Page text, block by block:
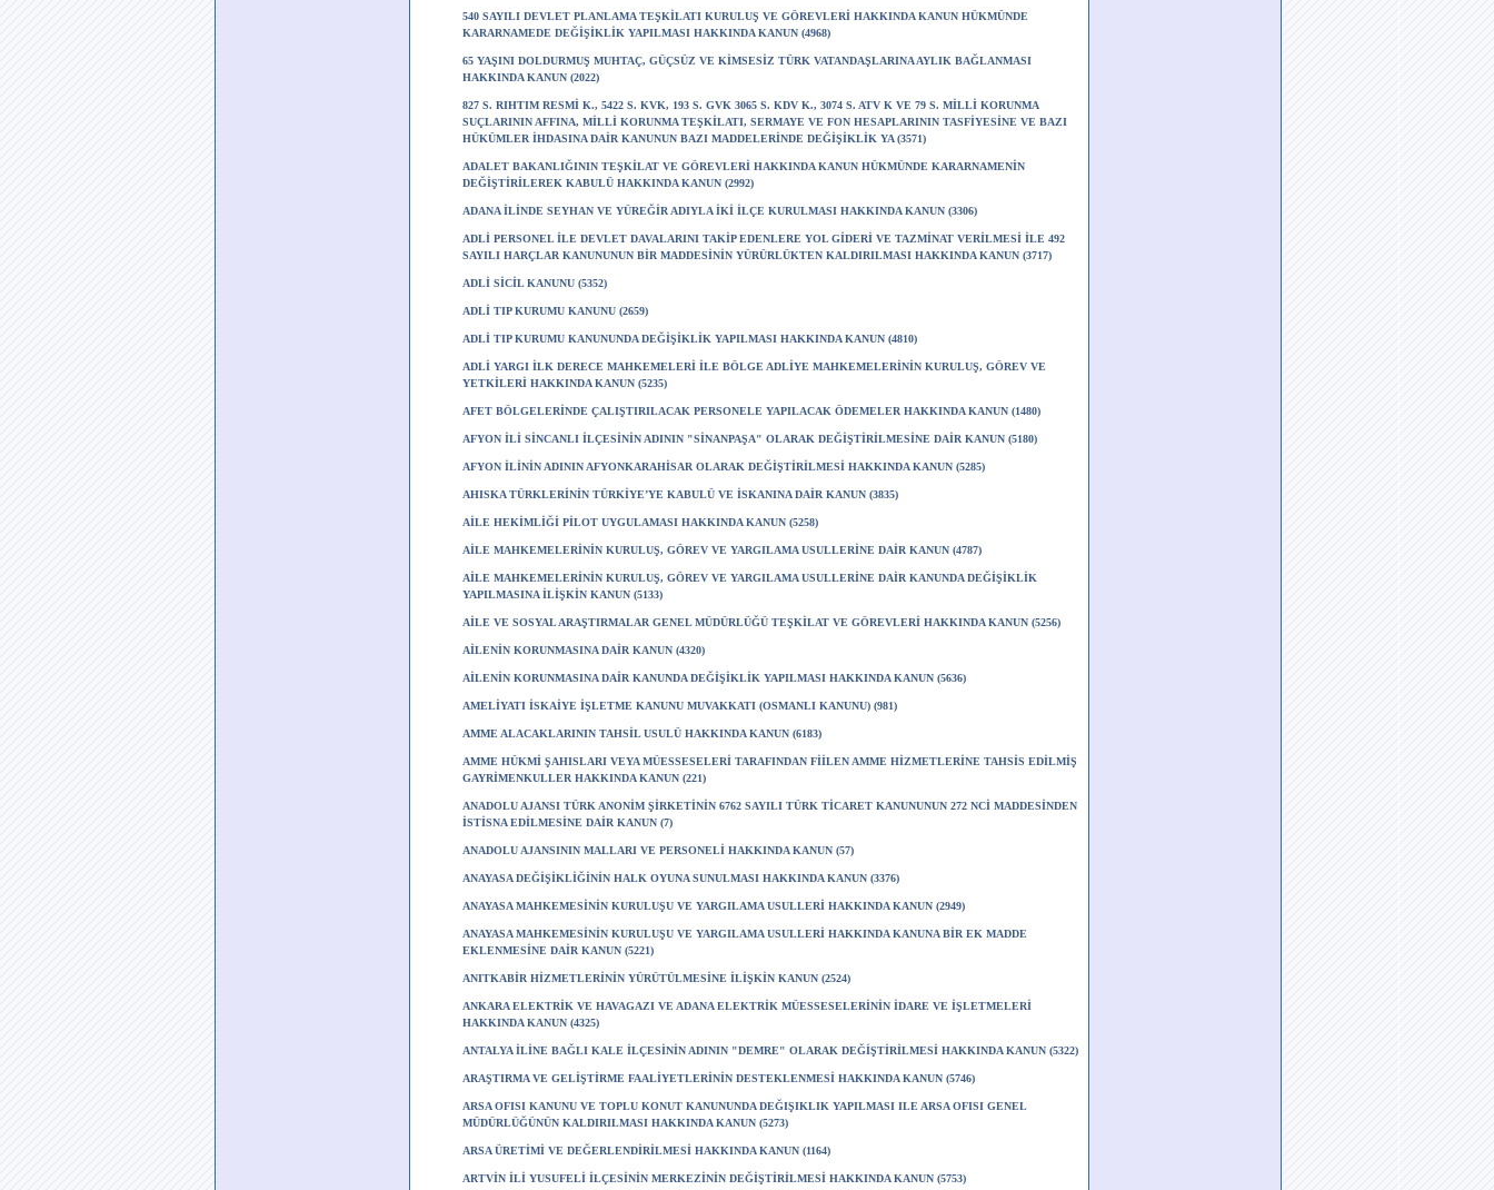
540 SAYILI DEVLET PLANLAMA TEŞKİLATI KURULUŞ VE GÖREVLERİ HAKKINDA KANUN HÜKMÜNDE
KARARNAMEDE DEĞİŞİKLİK YAPILMASI HAKKINDA KANUN (4968)
65 YAŞINI DOLDURMUŞ MUHTAÇ, GÜÇSÜZ VE KİMSESİZ TÜRK VATANDAŞLARINA AYLIK BAĞLANMASI
HAKKINDA KANUN (2022)
827 S. RIHTIM RESMİ K., 5422 S. KVK, 193 S. GVK 3065 S. KDV K., 3074 S. ATV K VE 79 S. MİLLİ KORUNMA
SUÇLARININ AFFINA, MİLLİ KORUNMA TEŞKİLATI, SERMAYE VE FON HESAPLARININ TASFİYESİNE VE BAZI
HÜKÜMLER İHDASINA DAİR KANUNUN BAZI MADDELERİNDE DEĞİŞİKLİK YA (3571)
ADALET BAKANLIĞININ TEŞKİLAT VE GÖREVLERİ HAKKINDA KANUN HÜKMÜNDE KARARNAMENİN
DEĞİŞTİRİLEREK KABULÜ HAKKINDA KANUN (2992)
ADANA İLİNDE SEYHAN VE YÜREĞİR ADIYLA İKİ İLÇE KURULMASI HAKKINDA KANUN (3306)
ADLİ PERSONEL İLE DEVLET DAVALARINI TAKİP EDENLERE YOL GİDERİ VE TAZMİNAT VERİLMESİ İLE 492
SAYILI HARÇLAR KANUNUNUN BİR MADDESİNİN YÜRÜRLÜKTEN KALDIRILMASI HAKKINDA KANUN (3717)
ADLİ SİCİL KANUNU (5352)
ADLİ TIP KURUMU KANUNU (2659)
ADLİ TIP KURUMU KANUNUNDA DEĞİŞİKLİK YAPILMASI HAKKINDA KANUN (4810)
ADLİ YARGI İLK DERECE MAHKEMELERİ İLE BÖLGE ADLİYE MAHKEMELERİNİN KURULUŞ, GÖREV VE
YETKİLERİ HAKKINDA KANUN (5235)
AFET BÖLGELERİNDE ÇALIŞTIRILACAK PERSONELE YAPILACAK ÖDEMELER HAKKINDA KANUN (1480)
AFYON İLİ SİNCANLI İLÇESİNİN ADININ "SİNANPAŞA" OLARAK DEĞİŞTİRİLMESİNE DAİR KANUN (5180)
AFYON İLİNİN ADININ AFYONKARAHİSAR OLARAK DEĞİŞTİRİLMESİ HAKKINDA KANUN (5285)
AHISKA TÜRKLERİNİN TÜRKİYE’YE KABULÜ VE İSKANINA DAİR KANUN (3835)
AİLE HEKİMLİĞİ PİLOT UYGULAMASI HAKKINDA KANUN (5258)
AİLE MAHKEMELERİNİN KURULUŞ, GÖREV VE YARGILAMA USULLERİNE DAİR KANUN (4787)
AİLE MAHKEMELERİNİN KURULUŞ, GÖREV VE YARGILAMA USULLERİNE DAİR KANUNDA DEĞİŞİKLİK
YAPILMASINA İLİŞKİN KANUN (5133)
AİLE VE SOSYAL ARAŞTIRMALAR GENEL MÜDÜRLÜĞÜ TEŞKİLAT VE GÖREVLERİ HAKKINDA KANUN (5256)
AİLENİN KORUNMASINA DAİR KANUN (4320)
AİLENİN KORUNMASINA DAİR KANUNDA DEĞİŞİKLİK YAPILMASI HAKKINDA KANUN (5636)
AMELİYATI İSKAİYE İŞLETME KANUNU MUVAKKATI (OSMANLI KANUNU) (981)
AMME ALACAKLARININ TAHSİL USULÜ HAKKINDA KANUN (6183)
AMME HÜKMİ ŞAHISLARI VEYA MÜESSESELERİ TARAFINDAN FİİLEN AMME HİZMETLERİNE TAHSİS EDİLMİŞ
GAYRİMENKULLER HAKKINDA KANUN (221)
ANADOLU AJANSI TÜRK ANONİM ŞİRKETİNİN 6762 SAYILI TÜRK TİCARET KANUNUNUN 272 NCİ MADDESİNDEN
İSTİSNA EDİLMESİNE DAİR KANUN (7)
ANADOLU AJANSININ MALLARI VE PERSONELİ HAKKINDA KANUN (57)
ANAYASA DEĞİŞİKLİĞİNİN HALK OYUNA SUNULMASI HAKKINDA KANUN (3376)
ANAYASA MAHKEMESİNİN KURULUŞU VE YARGILAMA USULLERİ HAKKINDA KANUN (2949)
ANAYASA MAHKEMESİNİN KURULUŞU VE YARGILAMA USULLERİ HAKKINDA KANUNA BİR EK MADDE
EKLENMESİNE DAİR KANUN (5221)
ANITKABİR HİZMETLERİNİN YÜRÜTÜLMESİNE İLİŞKİN KANUN (2524)
ANKARA ELEKTRİK VE HAVAGAZI VE ADANA ELEKTRİK MÜESSESELERİNİN İDARE VE İŞLETMELERİ
HAKKINDA KANUN (4325)
ANTALYA İLİNE BAĞLI KALE İLÇESİNİN ADININ "DEMRE" OLARAK DEĞİŞTİRİLMESİ HAKKINDA KANUN (5322)
ARAŞTIRMA VE GELİŞTİRME FAALİYETLERİNİN DESTEKLENMESİ HAKKINDA KANUN (5746)
ARSA OFISI KANUNU VE TOPLU KONUT KANUNUNDA DEĞIŞIKLIK YAPILMASI ILE ARSA OFISI GENEL
MÜDÜRLÜĞÜNÜN KALDIRILMASI HAKKINDA KANUN (5273)
ARSA ÜRETİMİ VE DEĞERLENDİRİLMESİ HAKKINDA KANUN (1164)
ARTVİN İLİ YUSUFELİ İLÇESİNİN MERKEZİNİN DEĞİŞTİRİLMESİ HAKKINDA KANUN (5753)